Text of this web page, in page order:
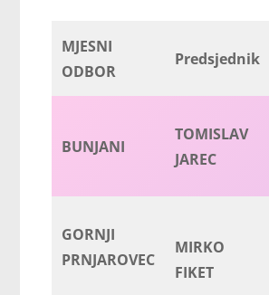
MJESNI
ODBOR
Predsjednik
BUNJANI
TOMISLAV
JAREC
GORNJI
PRNJAROVEC
MIRKO
FIKET